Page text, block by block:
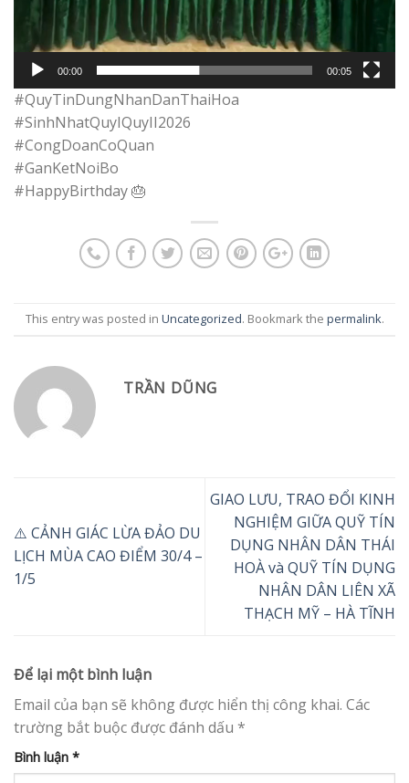
00:00 00:05
#QuyTinDungNhanDanThaiHoa
#SinhNhatQuyIQuyII2026
#CongDoanCoQuan
#GanKetNoiBo
#HappyBirthday 🎂
This entry was posted in Uncategorized. Bookmark the permalink.
TRẦN DŨNG
⚠️ CẢNH GIÁC LỪA ĐẢO DU
LỊCH MÙA CAO ĐIỂM 30/4 –
1/5
GIAO LƯU, TRAO ĐỔI KINH
NGHIỆM GIỮA QUỸ TÍN
DỤNG NHÂN DÂN THÁI
HOÀ và QUỸ TÍN DỤNG
NHÂN DÂN LIÊN XÃ
THẠCH MỸ – HÀ TĨNH
Để lại một bình luận
Email của bạn sẽ không được hiển thị công khai. Các
trường bắt buộc được đánh dấu *
Bình luận *